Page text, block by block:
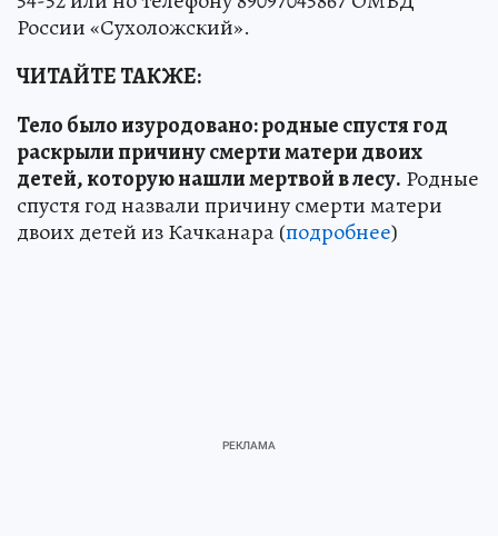
России «Сухоложский».
ЧИТАЙТЕ ТАКЖЕ:
Тело было изуродовано: родные спустя год
раскрыли причину смерти матери двоих
детей, которую нашли мертвой в лесу. Родные
спустя год назвали причину смерти матери
двоих детей из Качканара (подробнее)